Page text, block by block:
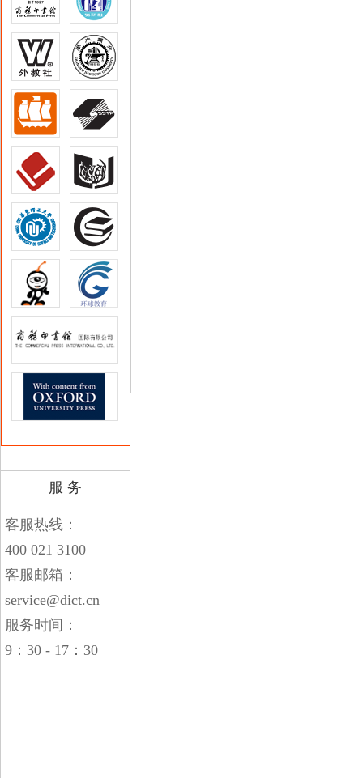
服 务
客服热线：
400 021 3100
客服邮箱：
service@dict.cn
服务时间：
9：30 - 17：30